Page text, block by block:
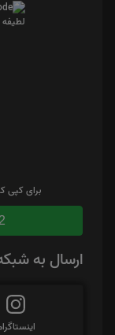
برای کپی
ارسال به